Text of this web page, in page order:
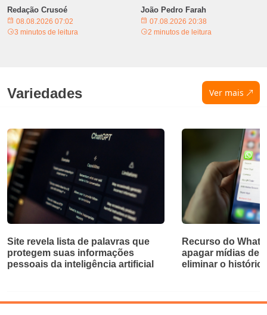
Redação Crusoé
08.08.2026 07:02
3 minutos de leitura
João Pedro Farah
07.08.2026 20:38
2 minutos de leitura
Variedades Ver mais
Site revela lista de palavras que
protegem suas informações
pessoais da inteligência artificial
Recurso do
apagar mídias de
eliminar o